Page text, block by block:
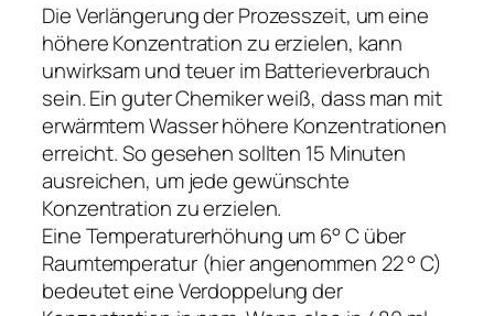
Die Verlängerung der Prozesszeit, um eine
höhere Konzentration zu erzielen, kann
unwirksam und teuer im Batterieverbrauch
sein. Ein guter Chemiker weiß, dass man mit
erwärmtem Wasser höhere Konzentrationen
erreicht. So gesehen sollten 15 Minuten
ausreichen, um jede gewünschte
Konzentration zu erzielen.
Eine Temperaturerhöhung um 6° C über
Raumtemperatur (hier angenommen 22 ° C)
bedeutet eine Verdoppelung der